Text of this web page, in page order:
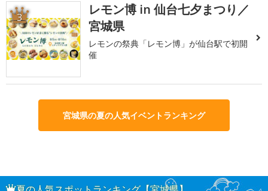
3
レモン博 in 仙台七夕まつり／
宮城県
レモンの祭典「レモン博」が仙台駅で初開
催
宮城県の夏の人気イベントランキング